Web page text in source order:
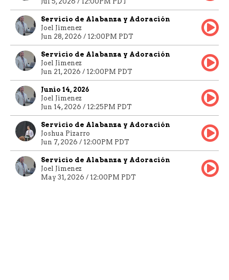
Servicio de Alabanza y Adoración
Joel Jimenez
Jun 28, 2026 / 12:00PM PDT
Servicio de Alabanza y Adoración
Joel Jimenez
Jun 21, 2026 / 12:00PM PDT
Junio 14, 2026
Joel Jimenez
Jun 14, 2026 / 12:25PM PDT
Servicio de Alabanza y Adoración
Joshua Pizarro
Jun 7, 2026 / 12:00PM PDT
Servicio de Alabanza y Adoración
Joel Jimenez
May 31, 2026 / 12:00PM PDT